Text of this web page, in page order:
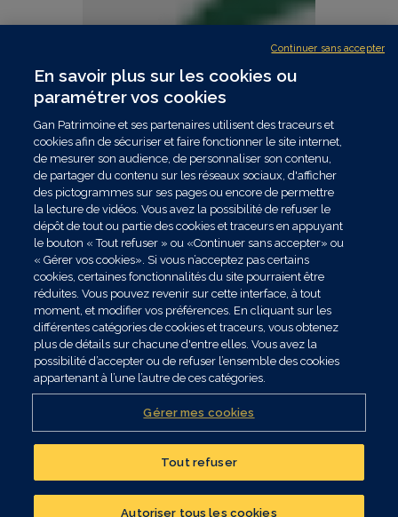
Réalisez un bilan
patrimonial
En savoir plus sur les cookies ou
paramétrer vos cookies
Gan Patrimoine et ses partenaires utilisent des traceurs et
cookies afin de sécuriser et faire fonctionner le site internet,
de mesurer son audience, de personnaliser son contenu,
de partager du contenu sur les réseaux sociaux, d'afficher
des pictogrammes sur ses pages ou encore de permettre
la lecture de vidéos. Vous avez la possibilité de refuser le
dépôt de tout ou partie des cookies et traceurs en appuyant
le bouton « Tout refuser » ou «Continuer sans accepter» ou
« Gérer vos cookies». Si vous n’acceptez pas certains
cookies, certaines fonctionnalités du site pourraient être
réduites. Vous pouvez revenir sur cette interface, à tout
moment, et modifier vos préférences. En cliquant sur les
différentes catégories de cookies et traceurs, vous obtenez
plus de détails sur chacune d'entre elles. Vous avez la
possibilité d’accepter ou de refuser l’ensemble des cookies
appartenant à l’une l’autre de ces catégories.
Gérer mes cookies
Tout refuser
Autoriser tous les cookies
Continuer sans accepter